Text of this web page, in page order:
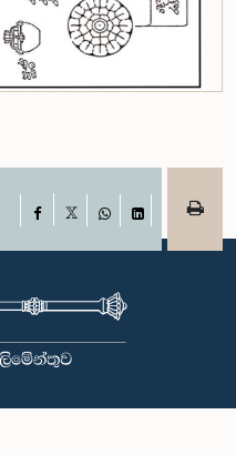
Facebook
WhatsAppLinkedIn